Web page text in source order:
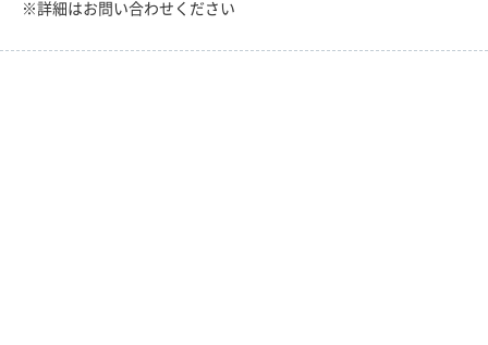
※詳細はお問い合わせください